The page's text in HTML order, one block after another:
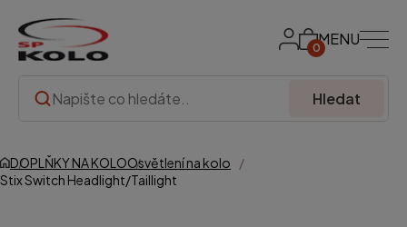
0MENU
Hledat
DOPLŇKY NA KOLOOsvětlení na kolo
Stix Switch Headlight/Taillight